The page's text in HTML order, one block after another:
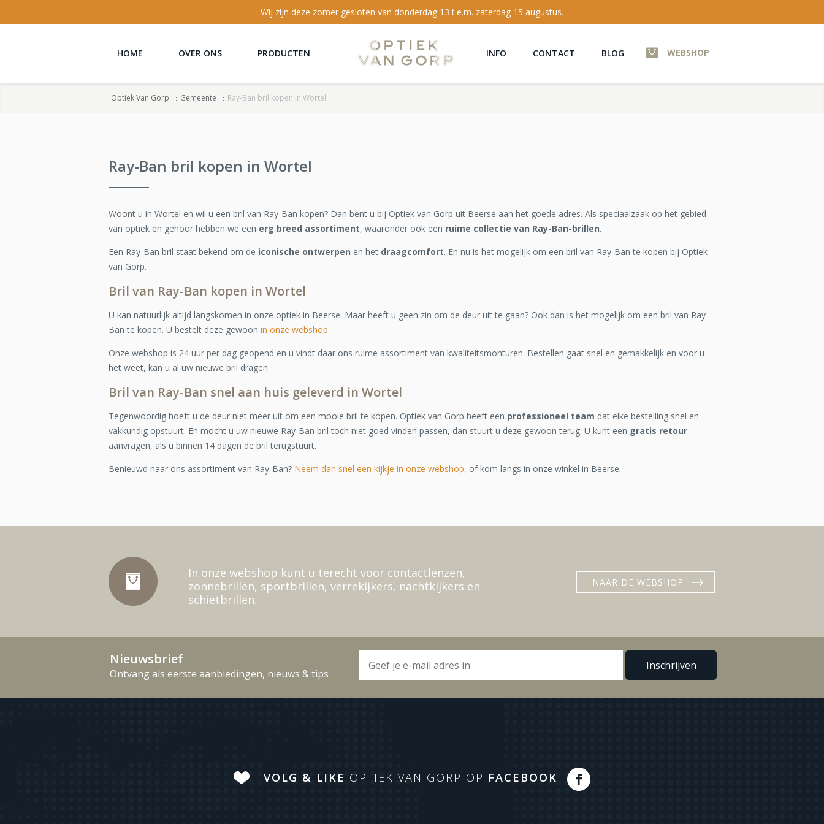
Wij zijn deze zomer gesloten van donderdag 13 t.e.m. zaterdag 15 augustus.
WEBSHOP
HOME OVER ONS PRODUCTEN INFO CONTACT BLOG
Optiek Van Gorp Gemeente Ray-Ban bril kopen in Wortel
Ray-Ban bril kopen in Wortel
Woont u in Wortel en wil u een bril van Ray-Ban kopen? Dan bent u bij Optiek van Gorp uit Beerse aan het goede adres. Als speciaalzaak op het gebied
van optiek en gehoor hebben we een erg breed assortiment, waaronder ook een ruime collectie van Ray-Ban-brillen.
Een Ray-Ban bril staat bekend om de iconische ontwerpen en het draagcomfort. En nu is het mogelijk om een bril van Ray-Ban te kopen bij Optiek
van Gorp.
Bril van Ray-Ban kopen in Wortel
U kan natuurlijk altijd langskomen in onze optiek in Beerse. Maar heeft u geen zin om de deur uit te gaan? Ook dan is het mogelijk om een bril van Ray-
Ban te kopen. U bestelt deze gewoon in onze webshop.
Onze webshop is 24 uur per dag geopend en u vindt daar ons ruime assortiment van kwaliteitsmonturen. Bestellen gaat snel en gemakkelijk en voor u
het weet, kan u al uw nieuwe bril dragen.
Bril van Ray-Ban snel aan huis geleverd in Wortel
Tegenwoordig hoeft u de deur niet meer uit om een mooie bril te kopen. Optiek van Gorp heeft een professioneel team dat elke bestelling snel en
vakkundig opstuurt. En mocht u uw nieuwe Ray-Ban bril toch niet goed vinden passen, dan stuurt u deze gewoon terug. U kunt een gratis retour
aanvragen, als u binnen 14 dagen de bril terugstuurt.
Benieuwd naar ons assortiment van Ray-Ban? Neem dan snel een kijkje in onze webshop, of kom langs in onze winkel in Beerse.
In onze webshop kunt u terecht voor contactlenzen,
zonnebrillen, sportbrillen, verrekijkers, nachtkijkers en
schietbrillen.
NAAR DE WEBSHOP
Nieuwsbrief
Ontvang als eerste aanbiedingen, nieuws & tips
VOLG & LIKE OPTIEK VAN GORP OP FACEBOOK